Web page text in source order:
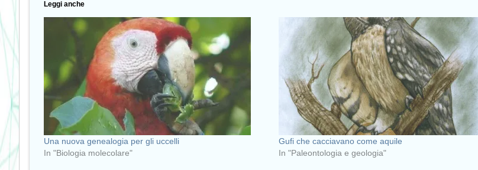
Leggi anche
Una nuova genealogia per gli uccelli
In "Biologia molecolare"
Gufi che cacciavano come aquile
In "Paleontologia e geologia"